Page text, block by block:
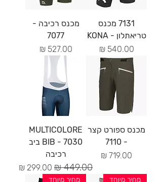
7131 מכנס
טריאתלון - KONA
מחיר
מכנס רכיבה -
7077
מחיר
מכנס ספורט קצר
- 7110
מחיר
MULTICOLORE
BIB - 7030 ביב
רכיבה
מחיר רגיל
מחיר מבצע
מחיר מיוחד מחיר מיוחד